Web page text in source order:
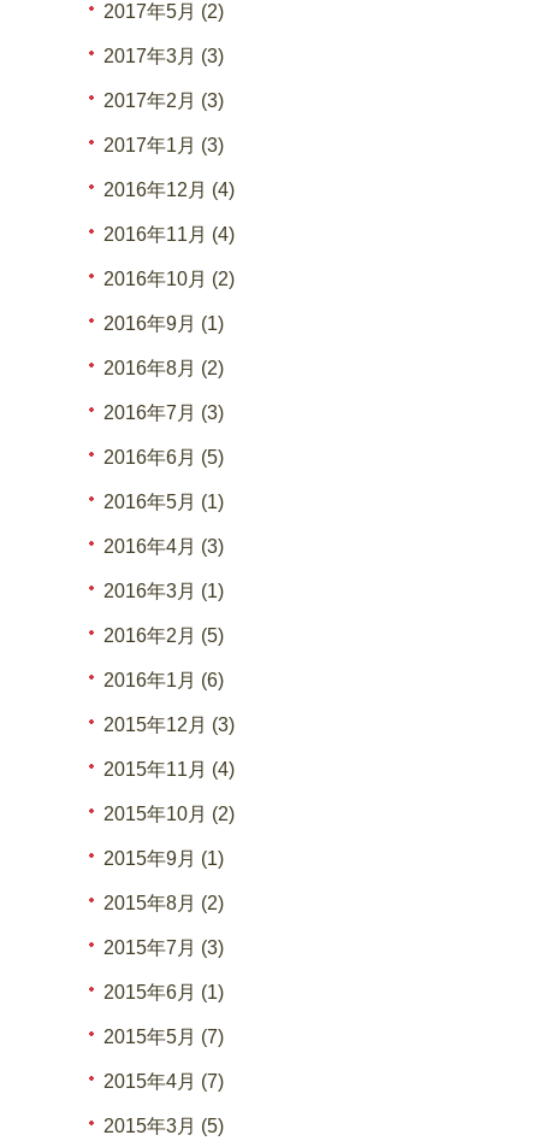
2017年5月 (2)
2017年3月 (3)
2017年2月 (3)
2017年1月 (3)
2016年12月 (4)
2016年11月 (4)
2016年10月 (2)
2016年9月 (1)
2016年8月 (2)
2016年7月 (3)
2016年6月 (5)
2016年5月 (1)
2016年4月 (3)
2016年3月 (1)
2016年2月 (5)
2016年1月 (6)
2015年12月 (3)
2015年11月 (4)
2015年10月 (2)
2015年9月 (1)
2015年8月 (2)
2015年7月 (3)
2015年6月 (1)
2015年5月 (7)
2015年4月 (7)
2015年3月 (5)